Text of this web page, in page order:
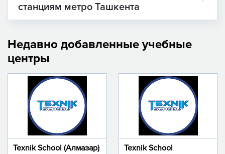
станциям метро Ташкента
Недавно добавленные учебные
центры
Texnik School (Алмазар)
Texnik School